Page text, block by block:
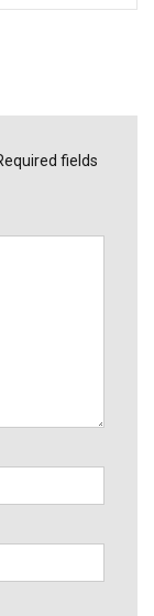
fields